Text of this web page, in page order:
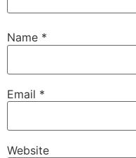
Name *
Email *
Website